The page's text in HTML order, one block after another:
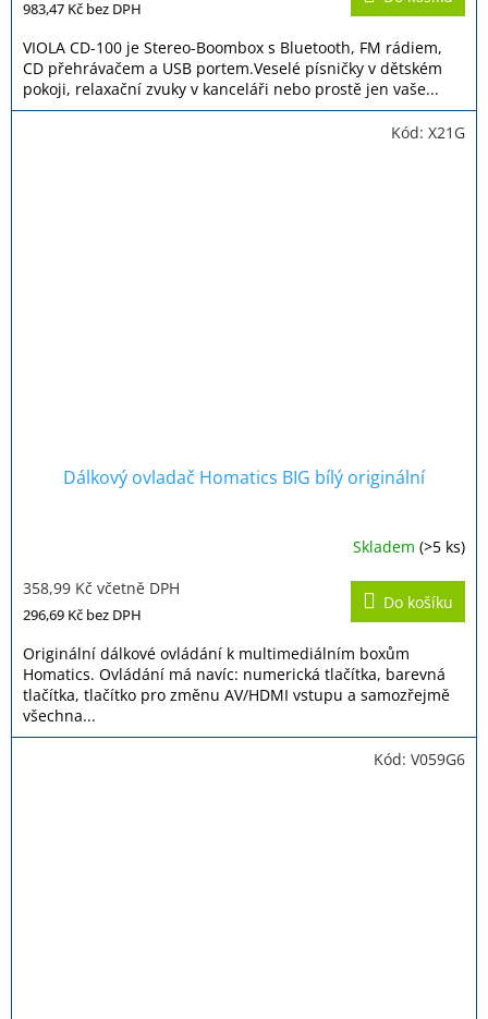
je
z
5
hvězdiček.
983,47 Kč bez DPH
VIOLA CD-100 je Stereo-Boombox s Bluetooth, FM rádiem,
CD přehrávačem a USB portem.Veselé písničky v dětském
pokoji, relaxační zvuky v kanceláři nebo prostě jen vaše...
Dálkový ovladač Homatics BIG bílý originální
produktu
je
z
5
hvězdiček.
Skladem(>5 ks)
358,99 Kč včetně DPH
296,69 Kč bez DPH
Do košíku
Originální dálkové ovládání k multimediálním boxům
Homatics. Ovládání má navíc: numerická tlačítka, barevná
tlačítka, tlačítko pro změnu AV/HDMI vstupu a samozřejmě
všechna...
Kód: X21G
Kód: V059G6